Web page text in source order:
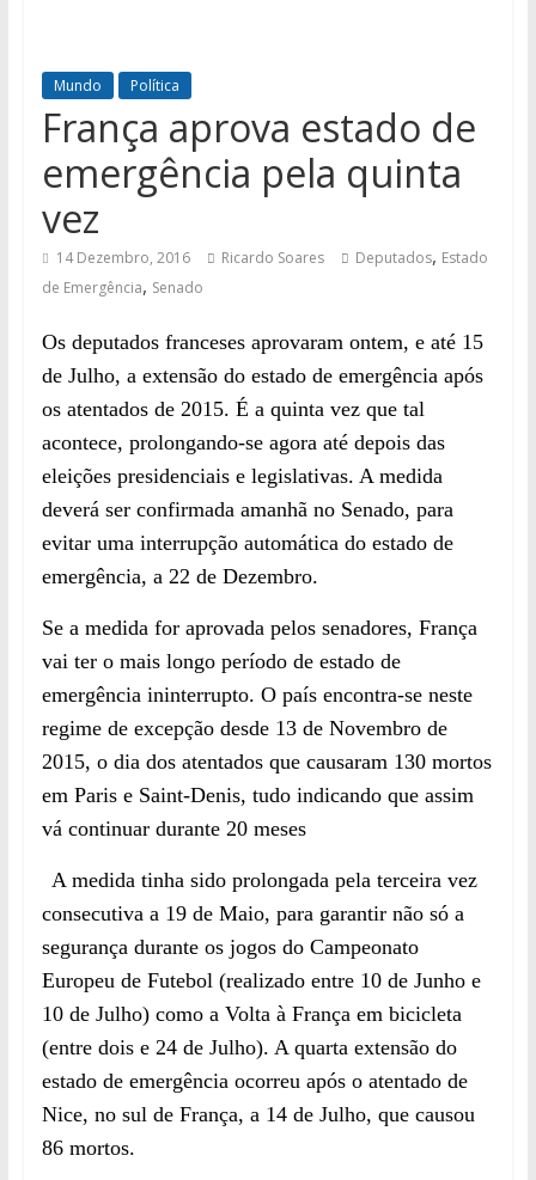
Mundo Política
França aprova estado de
emergência pela quinta
vez
14 Dezembro, 2016 Ricardo Soares Deputados, Estado
de Emergência, Senado
Os deputados franceses aprovaram ontem, e até 15
de Julho, a extensão do estado de emergência após
os atentados de 2015. É a quinta vez que tal
acontece, prolongando-se agora até depois das
eleições presidenciais e legislativas. A medida
deverá ser confirmada amanhã noSenado, para
evitar uma interrupção automática do estado de
emergência, a 22 de Dezembro.
Se a medida for aprovada pelos senadores, França
vai ter o mais longo período de estado de
emergência ininterrupto. O país encontra-se neste
regime de excepção desde 13 de Novembro de
2015, o dia dos atentados que causaram 130 mortos
em Paris e Saint-Denis, tudo indicando que assim
vá continuar durante 20 meses
A medida tinha sido prolongada pela terceira vez
consecutiva a 19 de Maio, para garantir não só a
segurança durante os jogos do Campeonato
Europeu de Futebol (realizado entre 10 de Junho e
10 de Julho) como a Volta à França em bicicleta
(entre dois e 24 de Julho). A quarta extensão do
estado de emergência ocorreu após o atentado de
Nice, no sul de França, a 14 de Julho, que causou
86 mortos.